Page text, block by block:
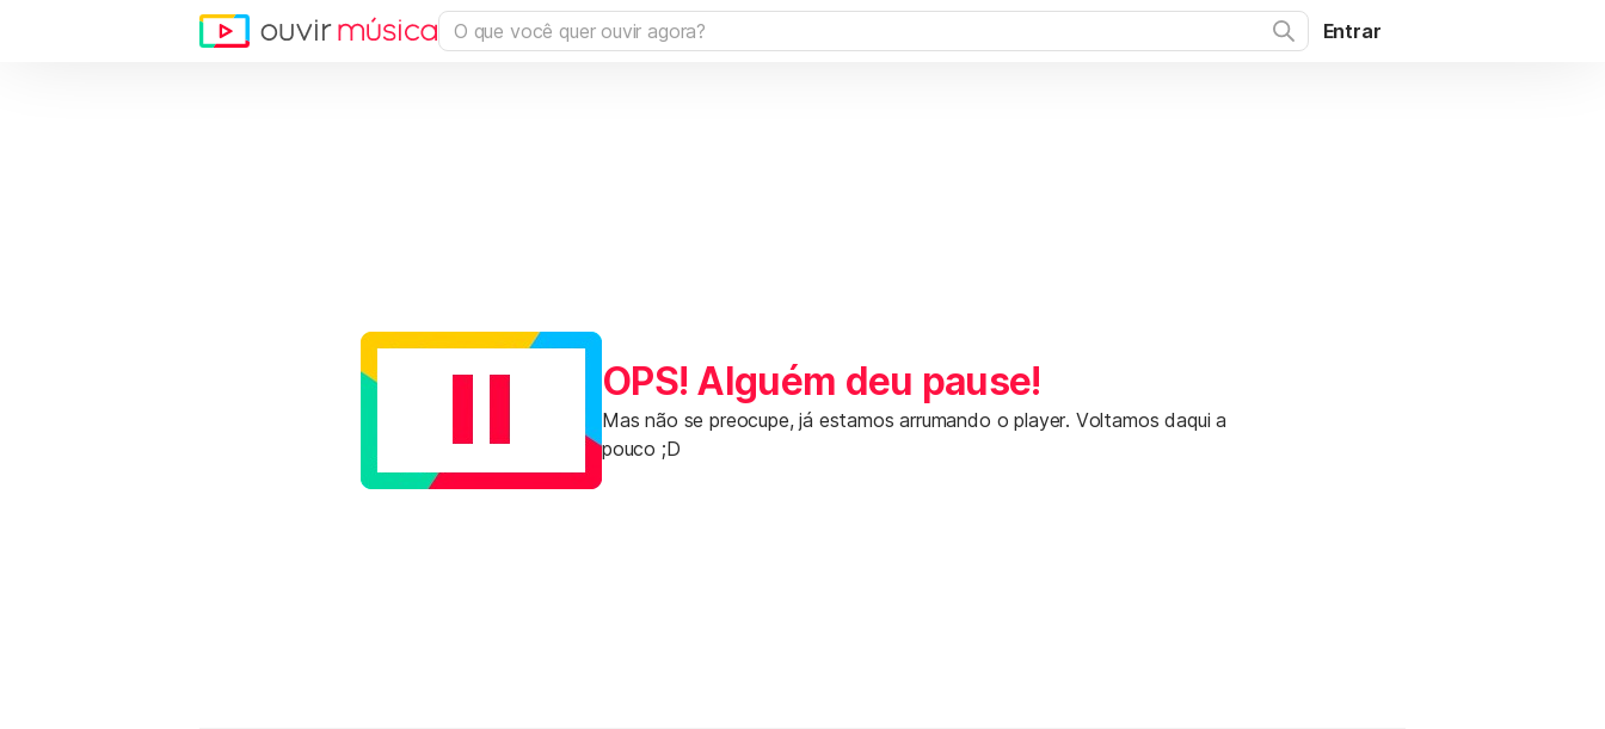
Entrar
OPS! Alguém deu pause!
Mas não se preocupe, já estamos arrumando o player. Voltamos daqui a
pouco ;D